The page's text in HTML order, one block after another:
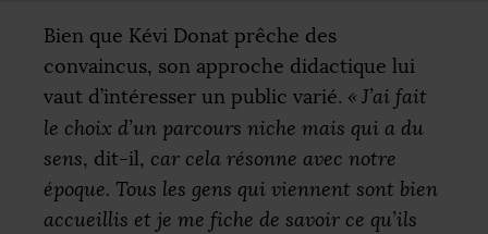
Bien que Kévi Donat prêche des
convaincus, son approche didactique lui
vaut d’intéresser un public varié. « J’ai fait
le choix d’un parcours niche mais qui a du
sens, dit-il, car cela résonne avec notre
époque. Tous les gens qui viennent sont bien
accueillis et je me fiche de savoir ce qu’ils